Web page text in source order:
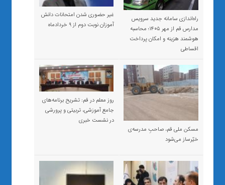
راه‌اندازی سامانه جدید سرویس
مدارس قم از مهر ۱۴۰۵؛ محاسبه
هوشمند هزینه و امکان پرداخت
اقساطی
غیر حضوری شدن امتحانات دانش
آموزان نوبت دوم از ۹ خردادماه
مسکن ملی قم، صاحبِ مدرسه‌ی
خیّرساز می‌شود
روز معلم در قم: تشریح برنامه‌های
جامع آموزشی، تربیتی و پرورشی
در نشست خبری